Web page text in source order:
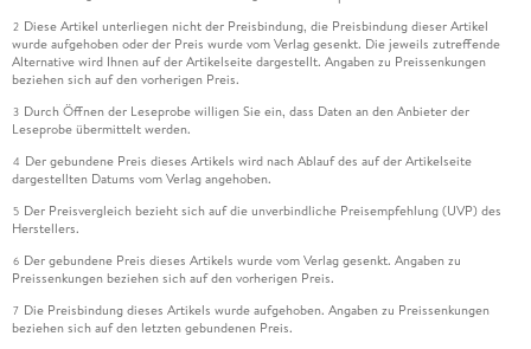
2 Diese Artikel unterliegen nicht der Preisbindung, die Preisbindung dieser Artikel
wurde aufgehoben oder der Preis wurde vom Verlag gesenkt. Die jeweils zutreffende
Alternative wird Ihnen auf der Artikelseite dargestellt. Angaben zu Preissenkungen
beziehen sich auf den vorherigen Preis.
3 Durch Öffnen der Leseprobe willigen Sie ein, dass Daten an den Anbieter der
Leseprobe übermittelt werden.
4 Der gebundene Preis dieses Artikels wird nach Ablauf des auf der Artikelseite
dargestellten Datums vom Verlag angehoben.
5 Der Preisvergleich bezieht sich auf die unverbindliche Preisempfehlung (UVP) des
Herstellers.
6 Der gebundene Preis dieses Artikels wurde vom Verlag gesenkt. Angaben zu
Preissenkungen beziehen sich auf den vorherigen Preis.
7 Die Preisbindung dieses Artikels wurde aufgehoben. Angaben zu Preissenkungen
beziehen sich auf den letzten gebundenen Preis.